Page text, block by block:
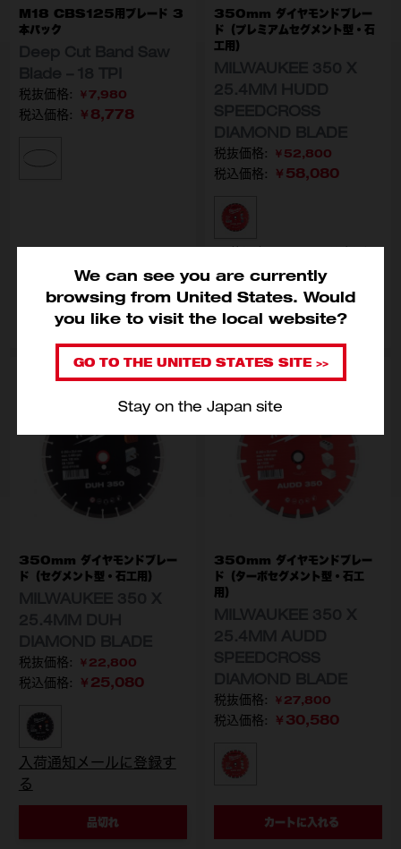
We can see you are currently
browsing from United States. Would
you like to visit the local website?
GO TO THE UNITED STATES SITE >>
Stay on the Japan site
M18 CBS125用ブレード 3
本パック
￥7,980
税込価格: ￥8,778
型番48-39-0521
カートに入れる
350mm ダイヤモンドブレー
ド（プレミアムセグメント型・石
工用）
￥52,800
税込価格: ￥58,080
型番4932471985
入荷通知メールに登録す
る
品切れ
350mm ダイヤモンドブレー
ド（セグメント型・石工用）
￥22,800
税込価格: ￥25,080
型番4932471986
入荷通知メールに登録す
る
品切れ
350mm ダイヤモンドブレー
ド（ターボセグメント型・石工
用）
￥27,800
税込価格: ￥30,580
型番 4932471987
カートに入れる